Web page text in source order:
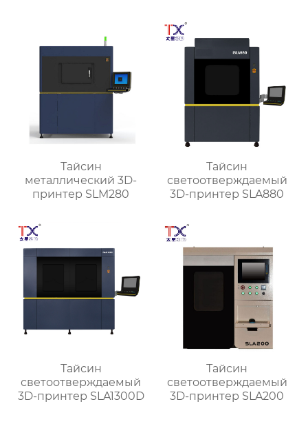
Тайсин
металлический 3D-
принтер SLM280
Тайсин
светоотверждаемый
3D-принтер SLA880
Тайсин
светоотверждаемый
3D-принтер SLA1300D
Тайсин
светоотверждаемый
3D-принтер SLA200